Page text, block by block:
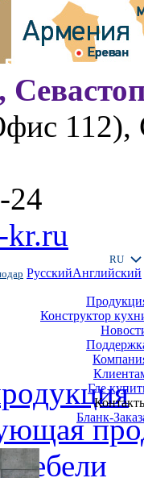
112),
24
kr.ru
RU
РусскийАнглийский
Конструктор
Где
Бланк-
мебели